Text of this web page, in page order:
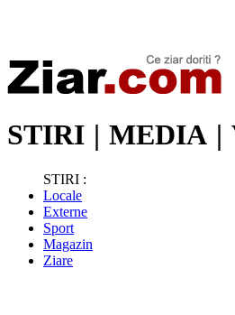
STIRI | MEDIA |
STIRI :
Locale
Externe
Sport
Magazin
Ziare